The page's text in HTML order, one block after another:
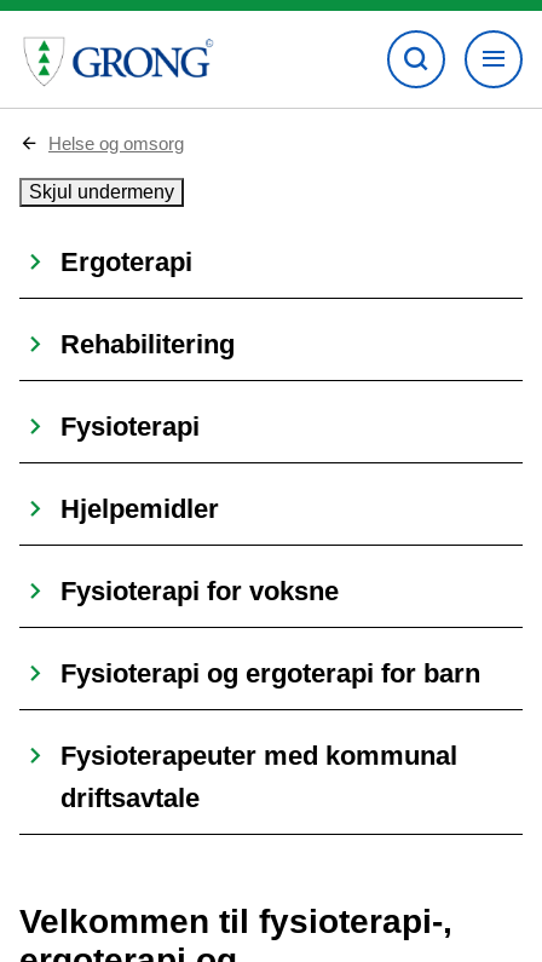
D
e
r
:
Helse og omsorg
Skjul undermeny
Ergoterapi
Rehabilitering
Fysioterapi
Hjelpemidler
Fysioterapi for voksne
Fysioterapi og ergoterapi for barn
Fysioterapeuter med kommunal
driftsavtale
Velkommen til fysioterapi-,